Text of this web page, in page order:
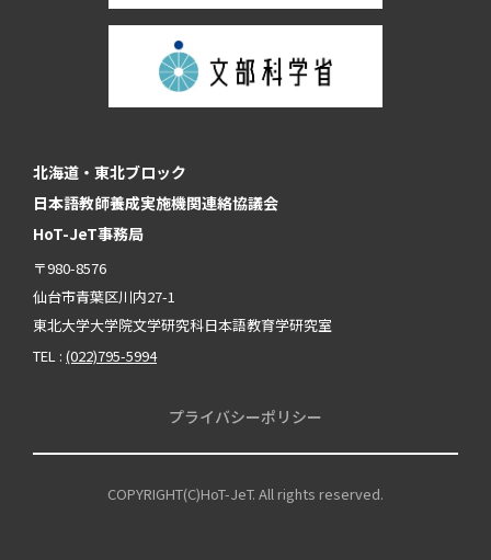
北海道・東北ブロック
日本語教師養成実施機関連絡協議会
HoT-JeT事務局
〒980-8576
仙台市青葉区川内27-1
東北大学大学院文学研究科日本語教育学研究室
TEL : (022)795-5994
プライバシーポリシー
COPYRIGHT(C)HoT-JeT. All rights reserved.